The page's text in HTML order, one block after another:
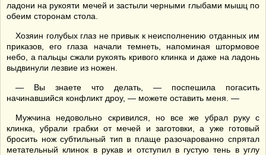
ладони на рукояти мечей и застыли черными глыбами мышц по
обеим сторонам стола.
Хозяин голубых глаз не привык к неисполнению отданных им
приказов, его глаза начали темнеть, напоминая штормовое
небо, а пальцы сжали рукоять кривого клинка и даже на ладонь
выдвинули лезвие из ножен.
— Вы знаете что делать, — поспешила погасить
начинавшийся конфликт дроу, — можете оставить меня. —
Мужчина недовольно скривился, но все же убрал руку с
клинка, убрали грабки от мечей и заготовки, а уже готовый
бросить нож субтильный тип в плаще разочарованно спрятал
метательный клинок в рукав и отступил в густую тень в углу